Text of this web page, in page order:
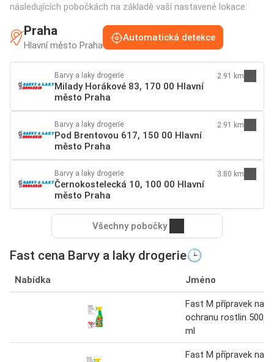
následujících pobočkách na základě vaší nastavené lokace:
Praha
Hlavní město Praha
Automatická detekce
Barvy a laky drogerie
Milady Horákové 83, 170 00 Hlavní
město Praha
2.91 km
Barvy a laky drogerie
Pod Brentovou 617, 150 00 Hlavní
město Praha
2.91 km
Barvy a laky drogerie
Černokostelecká 10, 100 00 Hlavní
město Praha
3.80 km
Všechny pobočky
Fast cena Barvy a laky drogerie🕒
Nabídka Jméno
Fast M přípravek na
ochranu rostlin 500
ml
Fast M přípravek na